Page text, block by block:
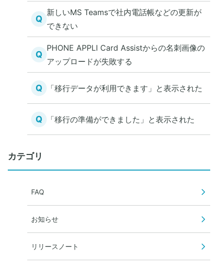
Q
新しいMS Teamsで社内電話帳などの更新が
できない
Q
PHONE APPLI Card Assistからの名刺画像の
アップロードが失敗する
Q 「移行データが利用できます」と表示された
Q 「移行の準備ができました」と表示された
カテゴリ
FAQ
お知らせ
リリースノート